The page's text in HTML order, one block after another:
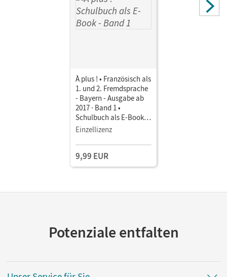
À plus ! • Französisch als
1. und 2. Fremdsprache
- Bayern - Ausgabe ab
2017 · Band 1 •
Schulbuch als E-Book
Mit Medien
Einzellizenz
9,99 EUR
Potenziale entfalten